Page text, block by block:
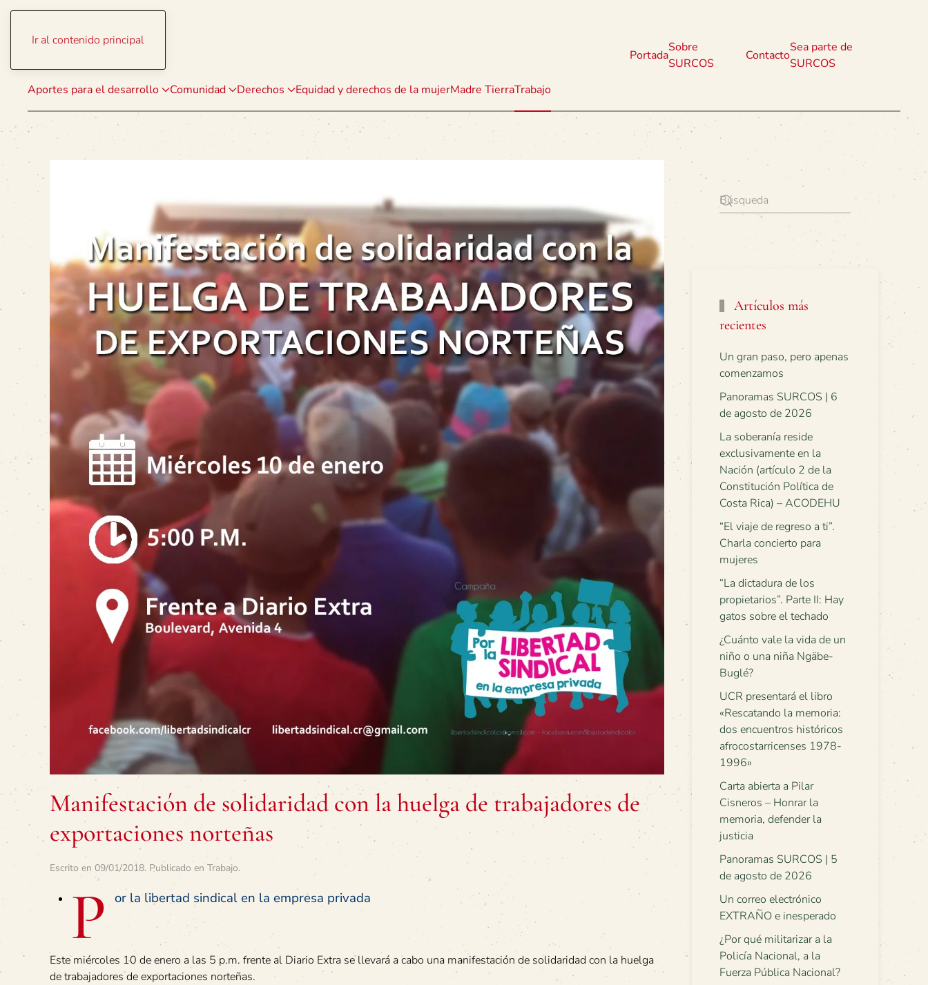
Ir al contenido principal
Aportes para el desarrollo Comunidad Derechos Equidad y derechos de la mujerMadre TierraTrabajo
Portada
Sobre
SURCOS
Contacto
Sea parte de
SURCOS
Manifestación de solidaridad con la huelga de trabajadores de
exportaciones norteñas
Escrito en 09/01/2018. Publicado en Trabajo.
P or la libertad sindical en la empresa privada
Este miércoles 10 de enero a las 5 p.m. frente al Diario Extra se llevará a cabo una manifestación de solidaridad con la huelga
de trabajadores de exportaciones norteñas.
Artículos más
recientes
Un gran paso, pero apenas
comenzamos
Panoramas SURCOS | 6
de agosto de 2026
La soberanía reside
exclusivamente en la
Nación (artículo 2 de la
Constitución Política de
Costa Rica) – ACODEHU
“El viaje de regreso a ti”.
Charla concierto para
mujeres
“La dictadura de los
propietarios”. Parte II: Hay
gatos sobre el techado
¿Cuánto vale la vida de un
niño o una niña Ngäbe-
Buglé?
UCR presentará el libro
«Rescatando la memoria:
dos encuentros históricos
afrocostarricenses 1978-
1996»
Carta abierta a Pilar
Cisneros – Honrar la
memoria, defender la
justicia
Panoramas SURCOS | 5
de agosto de 2026
Un correo electrónico
EXTRAÑO e inesperado
¿Por qué militarizar a la
Policía Nacional, a la
Fuerza Pública Nacional?